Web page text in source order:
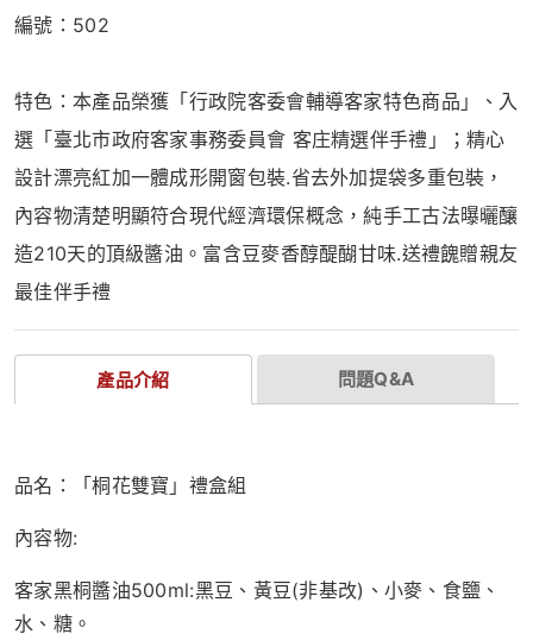
編號：502
特色：本產品榮獲「行政院客委會輔導客家特色商品」、入
選「臺北市政府客家事務委員會 客庄精選伴手禮」；精心
設計漂亮紅加一體成形開窗包裝.省去外加提袋多重包裝，
內容物清楚明顯符合現代經濟環保概念，純手工古法曝曬釀
造210天的頂級醬油。富含豆麥香醇醍醐甘味.送禮餽贈親友
最佳伴手禮
產品介紹 問題Q&A
品名：「桐花雙寶」禮盒組
內容物:
客家黑桐醬油500ml:黑豆、黃豆(非基改)、小麥、食鹽、
水、糖。